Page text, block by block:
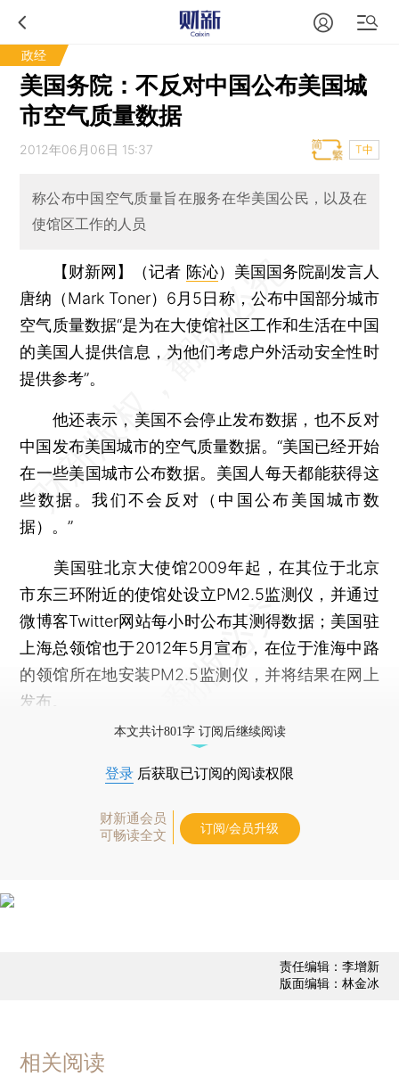
政经
美国务院：不反对中国公布美国城
市空气质量数据
2012年06月06日 15:37 T中
称公布中国空气质量旨在服务在华美国公民，以及在
使馆区工作的人员
【财新网】（记者 陈沁） 美国国务院副发言人
唐纳（Mark Toner）6月5日称，公布中国部分城市
空气质量数据“是为在大使馆社区工作和生活在中国
的美国人提供信息，为他们考虑户外活动安全性时
提供参考”。
他还表示，美国不会停止发布数据，也不反对
中国发布美国城市的空气质量数据。“美国已经开始
在一些美国城市公布数据。美国人每天都能获得这
些数据。我们不会反对（中国公布美国城市数
据）。”
美国驻北京大使馆2009年起，在其位于北京
市东三环附近的使馆处设立PM2.5监测仪，并通过
微博客Twitter网站每小时公布其测得数据；美国驻
上海总领馆也于2012年5月宣布，在位于淮海中路
的领馆所在地安装PM2.5监测仪，并将结果在网上
发布。
本文共计801字 订阅后继续阅读
登录 后获取已订阅的阅读权限
财新通会员
可畅读全文
订阅/会员升级
责任编辑：李增新
版面编辑：林金冰
相关阅读